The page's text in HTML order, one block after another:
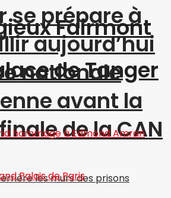
se prépare à
aujourd’hui
nationale
avant la
de la CAN
Fairmont
de Tanger